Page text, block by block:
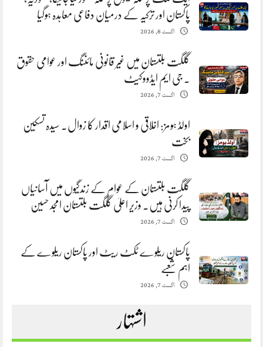
پاکستان اور ترکیہ کے درمیان دفاعی معاہدہ ہوگیا
اگست 8, 2026
گلگت بلتستان میں غیر قانونی مائننگ اور عوامی حقوق
. جی ایم ایڈووکیٹ
اگست 7, 2026
اولڈ ہومز: اخلاقی و اسلامی اقدار کا زوال. سیدہ تسکین
بخت
اگست 7, 2026
گلگت بلتستان کے عوام کے زندگیوں میں آسانیاں
پیدا کرنی ہیں. وزیر اعلیٰ گلگت بلتستان امجد حسین
اگست 7, 2026
پاکستان ریلوے ٹکٹ ریٹ اور پاکستان ریلوے کے
اہم شعبے
اگست 7, 2026
اشتہار